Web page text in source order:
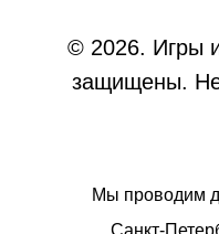
© 2026. Игры
защищены.
Мы проводим
Санкт-